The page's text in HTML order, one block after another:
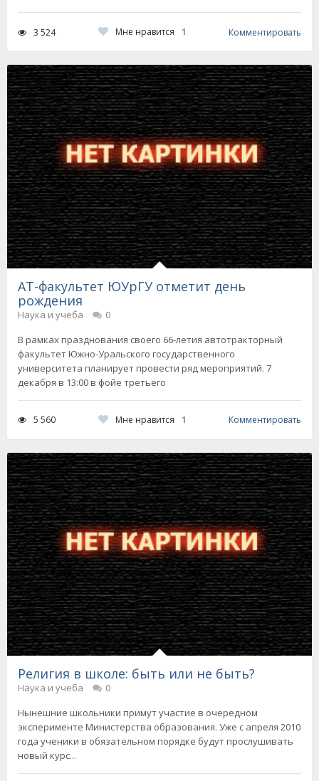
3 524 Мне нравится 1 Комментировать
АТ-факультет ЮУрГУ отметит день
рождения
Наука и учеба
0
В рамках празднования своего 66-летия автотракторный
факультет Южно-Уральского государственного
университета планирует провести ряд мероприятий. 7
декабря в 13:00 в фойе третьего
5 560 Мне нравится 1 Комментировать
Религия в школе: быть или не быть?
Наука и учеба
0
Нынешние школьники примут участие в очередном
эксперименте Министерства образования. Уже с апреля 2010
года ученики в обязательном порядке будут прослушивать
новый курс...